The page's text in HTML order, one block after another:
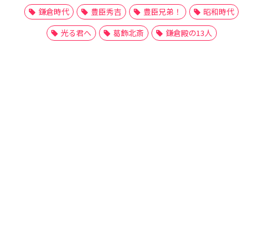
鎌倉時代
豊臣秀吉 豊臣兄弟！
昭和時代
光る君へ
葛飾北斎 鎌倉殿の13人